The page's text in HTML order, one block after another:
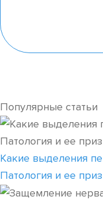
Популярные статьи
Какие выделения
Патология и ее